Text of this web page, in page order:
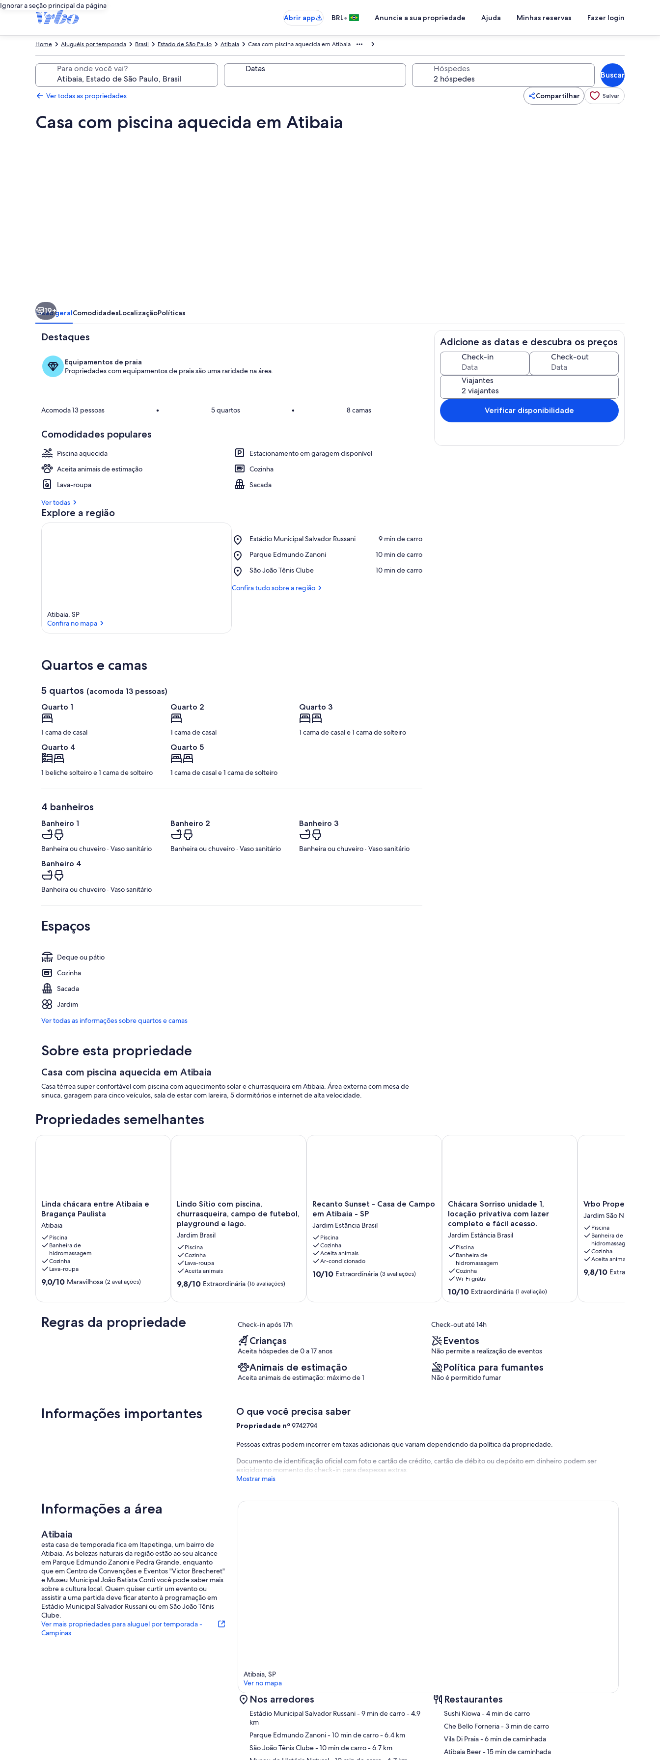
Ignorar a seção principal da página
Abrir app
BRL• Anuncie a sua propriedade Ajuda Minhas reservas Fazer login
Casa com piscina aquecida em Atibaia
Atibaia
Estado de São Paulo
Brasil
Aluguéis por temporada
Home
Para onde você vai? Datas Hóspedes
Buscar
Ver todas as propriedades Compartilhar Salvar
Casa com piscina aquecida em Atibaia
Área de estar Opções para refeição
19+
Visão geralComodidadesLocalizaçãoPolíticas
Destaques
Equipamentos de praia
Propriedades com equipamentos de praia são uma raridade na área.
Acomoda 13 pessoas • 5 quartos • 8 camas
Comodidades populares
Piscina aquecida
Estacionamento em garagem disponível
Aceita animais de estimação
Cozinha
Lava-roupa
Sacada
Ver todas
Explore a região
Atibaia, SP
Confira no mapa
Estádio Municipal Salvador Russani
Place,
Municipal
Russani
‪9 min de carro‬
Parque Edmundo Zanoni
Place,
Edmundo
‪10 min de carro‬
São João Tênis Clube
Place,
João
‪10 min de carro‬
Confira tudo sobre a região
Quartos e camas
5 quartos (acomoda 13 pessoas)
Quarto 1
1 cama de casal
Quarto 2
1 cama de casal
Quarto 3
1 cama de casal e 1 cama de solteiro
Quarto 4
1 beliche solteiro e 1 cama de solteiro
Quarto 5
1 cama de casal e 1 cama de solteiro
4 banheiros
Banheiro 1
Banheira ou chuveiro · Vaso sanitário
Banheiro 2
Banheira ou chuveiro · Vaso sanitário
Banheiro 3
Banheira ou chuveiro · Vaso sanitário
Banheiro 4
Banheira ou chuveiro · Vaso sanitário
Espaços
Deque ou pátio
Cozinha
Sacada
Jardim
Ver todas as informações sobre quartos e camas
Sobre esta propriedade
Casa com piscina aquecida em Atibaia
Casa térrea super confortável com piscina com aquecimento solar e churrasqueira em Atibaia. Área externa com mesa de
sinuca, garagem para cinco veículos, sala de estar com lareira, 5 dormitórios e internet de alta velocidade.
Adicione as datas e descubra os preços
Check-in Check-out
Viajantes
Verificar disponibilidade
Propriedades semelhantes
Linda
chácara
entre
Atibaia
e
Bragança
Paulista
Atibaia
Linda chácara entre Atibaia e
Bragança Paulista
Atibaia
Piscina
Banheira de
hidromassagem
Cozinha
Lava-roupa
9.0
(2
avaliações)
9,0/10 Maravilhosa (2 avaliações)
Linda chácara entre Atibaia e Bragança Paulista
Lindo
Sítio
com
piscina,
churrasqueira,
campo
de
futebol,
playground
e
Jardim
Lindo Sítio com piscina,
churrasqueira, campo de futebol,
playground e lago.
Jardim Brasil
Piscina
Cozinha
Lava-roupa
Aceita animais
9.8
10,
(16
avaliações)
9,8/10 Extraordinária (16 avaliações)
Lindo Sítio com piscina, churrasqueira, campo de futebol, playground e lago.
Recanto
Sunset
Casa
de
Campo
em
Atibaia
-
Estância
Recanto Sunset - Casa de Campo
em Atibaia - SP
Jardim Estância Brasil
Piscina
Cozinha
Aceita animais
Ar-condicionado
10.0
Extraordinária,
10/10 Extraordinária (3 avaliações)
Recanto Sunset - Casa de Campo em Atibaia - SP
Chácara
Sorriso
unidade
1,
locação
privativa
com
lazer
completo
e
fácil
acesso.
Brasil
Chácara Sorriso unidade 1,
locação privativa com lazer
completo e fácil acesso.
Jardim Estância Brasil
Piscina
Banheira de
hidromassagem
Cozinha
Wi-Fi grátis
10.0
de
(1
10/10 Extraordinária (1 avaliação)
Chácara Sorriso unidade 1, locação privativa com lazer
Vrbo
Property
Jardim
São
Nicolau
Vrbo Property
Jardim São Nicolau
Piscina
Banheira de
hidromassagem
Cozinha
Aceita animais
9.8
9,8/10 Extraordinária
Vrbo Property
Regras da propriedade Check-in após 17h Check-out até 14h
Crianças
Aceita hóspedes de 0 a 17 anos
Eventos
Não permite a realização de eventos
Animais de estimação
Aceita animais de estimação: máximo de 1
Política para fumantes
Não é permitido fumar
Informações importantes O que você precisa saber
Propriedade nº9742794
Pessoas extras podem incorrer em taxas adicionais que variam dependendo da política da propriedade.
Documento de identificação oficial com foto e cartão de crédito, cartão de débito ou depósito em dinheiro podem ser
exigidos no momento do check-in para despesas extras.
Mostrar mais
Informações a área
Atibaia
esta casa de temporada fica em Itapetinga, um bairro de
Atibaia. As belezas naturais da região estão ao seu alcance
em Parque Edmundo Zanoni e Pedra Grande, enquanto
que em Centro de Convenções e Eventos "Victor Brecheret"
e Museu Municipal João Batista Conti você pode saber mais
sobre a cultura local. Quem quiser curtir um evento ou
assistir a uma partida deve ficar atento à programação em
Estádio Municipal Salvador Russani ou em São João Tênis
Clube.
Ver mais propriedades para aluguel por temporada -
Campinas
Atibaia, SP
Ver no mapa
Nos arredores
Estádio Municipal Salvador Russani- 9 min de carro- 4.9
km
Parque Edmundo Zanoni- 10 min de carro- 6.4 km
São João Tênis Clube- 10 min de carro- 6.7 km
Restaurantes
‪Sushi Kiowa - ‬4 min de carro
‪Che Bello Forneria - ‬3 min de carro
‪Vila Di Praia - ‬6 min de caminhada
‪Atibaia Beer - ‬15 min de caminhada